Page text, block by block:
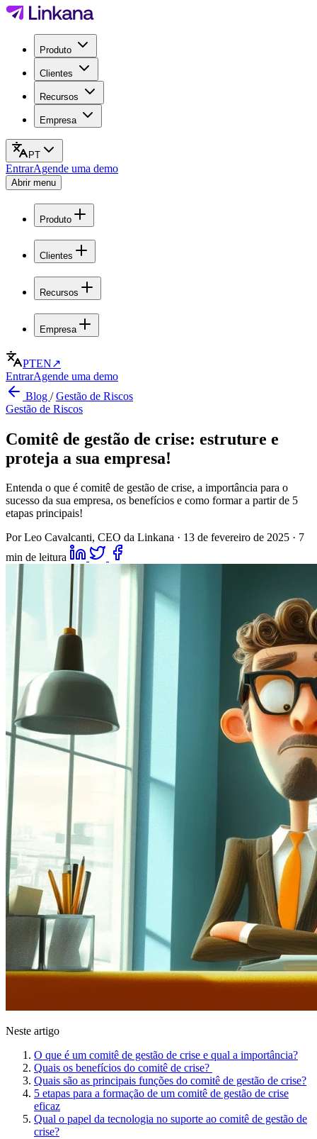
Produto
Clientes
Recursos
Empresa
PT
EntrarAgende uma demo
Abrir menu
Produto
Clientes
Recursos
Empresa
PTEN↗
EntrarAgende uma demo
Blog /Gestão de Riscos
Gestão de Riscos
Comitê de gestão de crise: estruture e
proteja a sua empresa!
Entenda o que é comitê de gestão de crise, a importância para o
sucesso da sua empresa, os benefícios e como formar a partir de 5
etapas principais!
Por Leo Cavalcanti, CEO da Linkana · 13 de fevereiro de 2025 · 7
min de leitura
Neste artigo
O que é um comitê de gestão de crise e qual a importância?
Quais os benefícios do comitê de crise?
Quais são as principais funções do comitê de gestão de crise?
5 etapas para a formação de um comitê de gestão de crise
eficaz
Qual o papel da tecnologia no suporte ao comitê de gestão de
crise?